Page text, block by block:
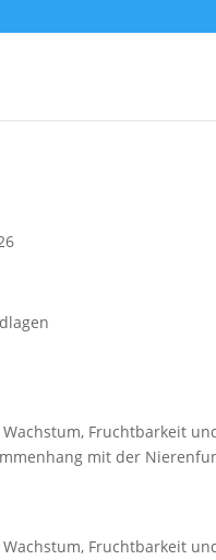
Fruchtbarkeit
mit der
Fruchtbarkeit